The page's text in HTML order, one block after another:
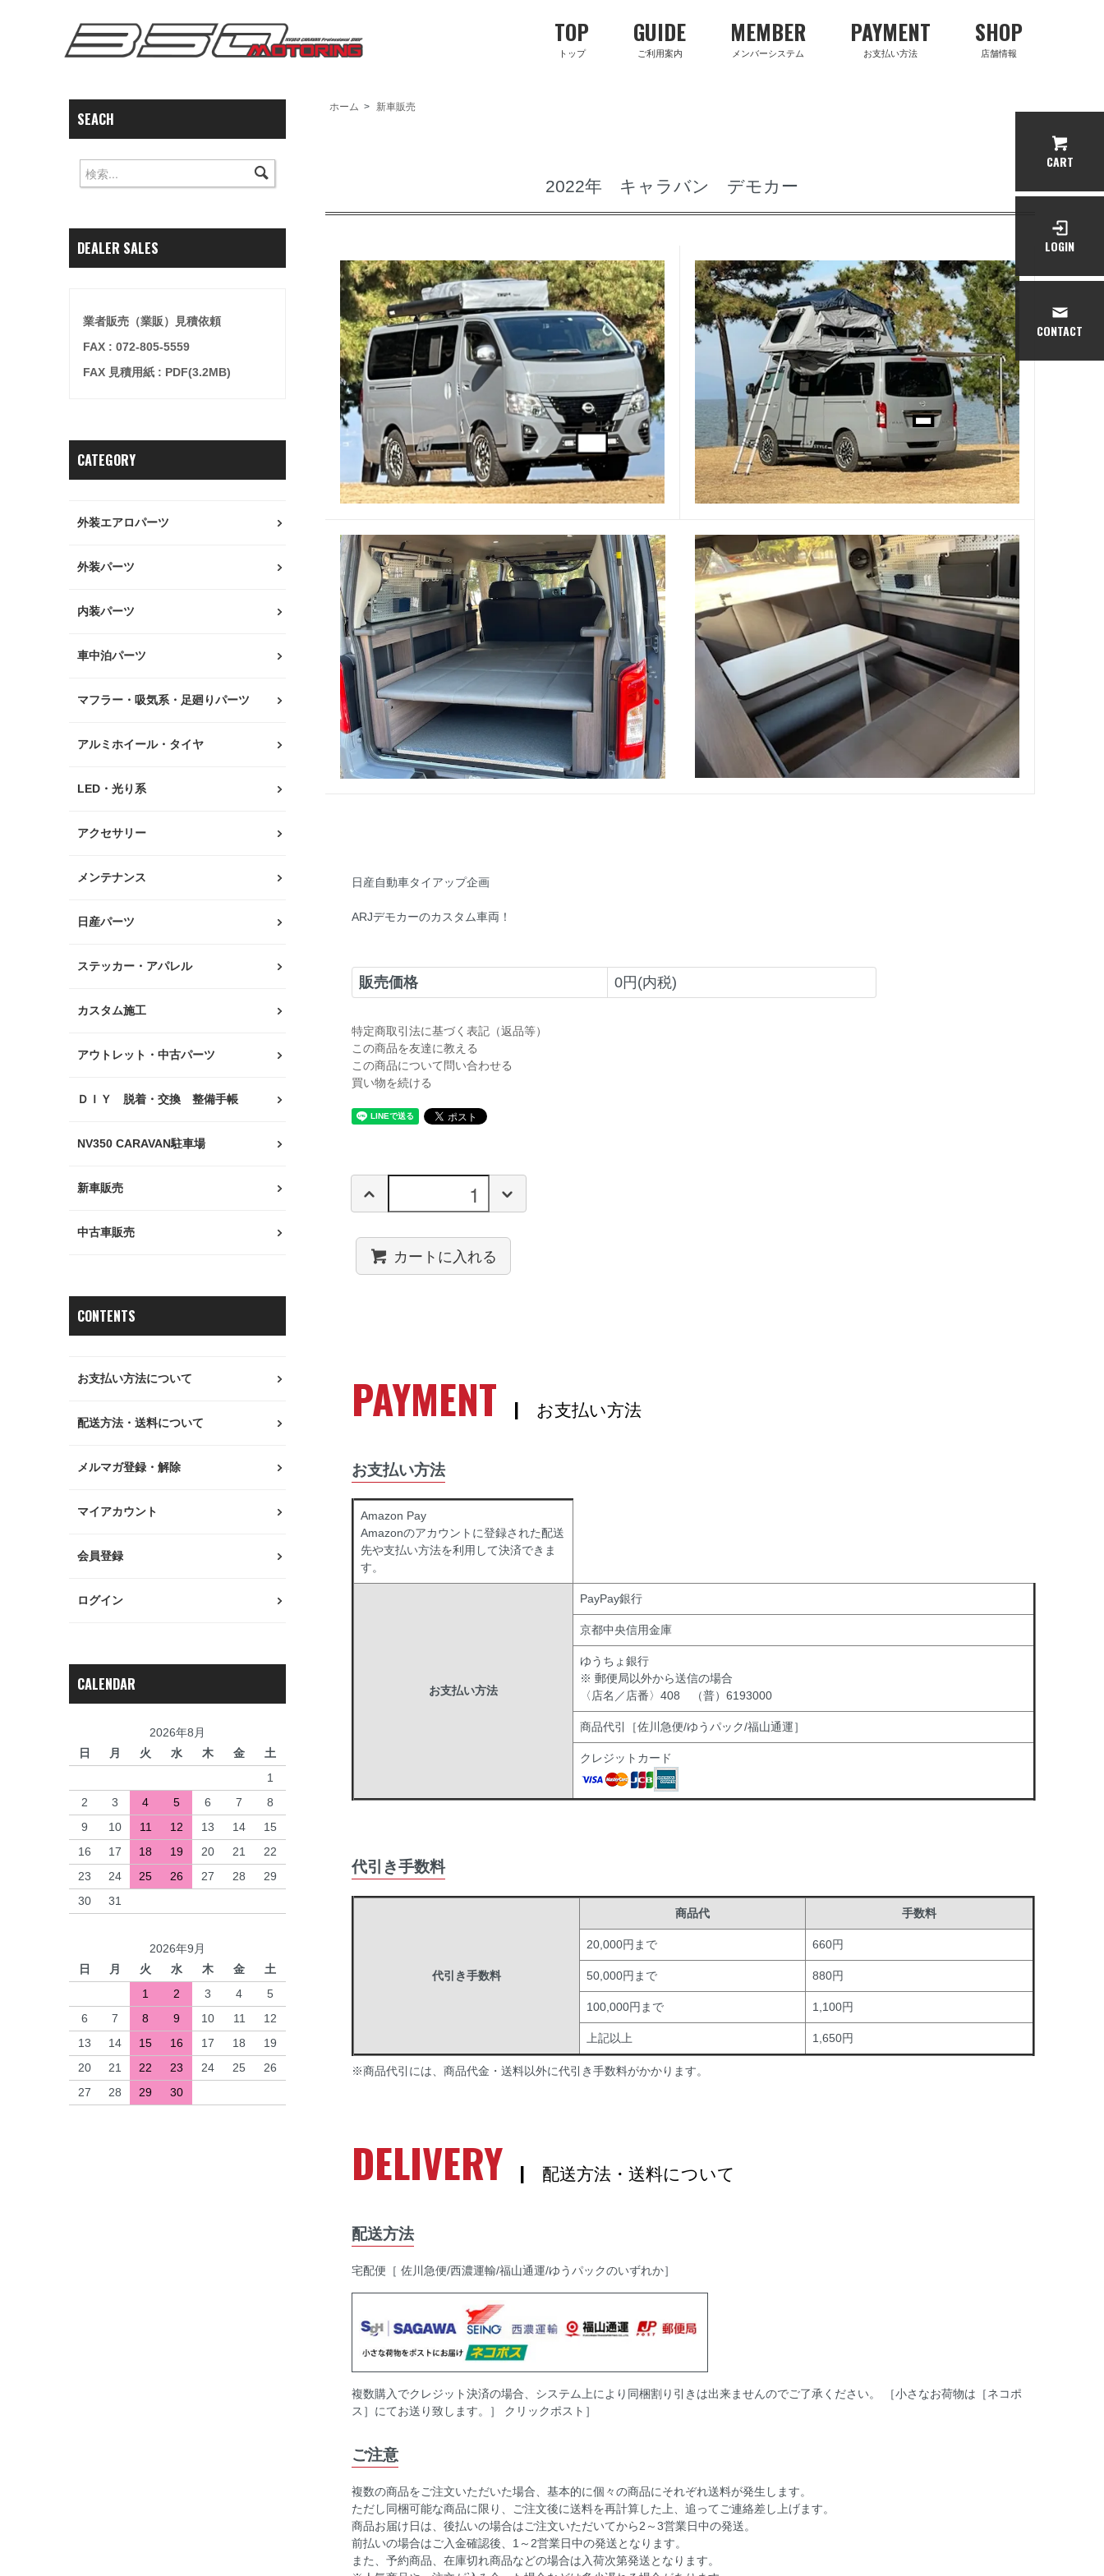
TOP
トップ
GUIDE
ご利用案内
MEMBER
メンバーシステム
PAYMENT
お支払い方法
SHOP
店舗情報
ホーム > 新車販売
2022年 キャラバン デモカー
日産自動車タイアップ企画
ARJデモカーのカスタム車両！
販売価格 0円(内税)
特定商取引法に基づく表記（返品等）
この商品を友達に教える
この商品について問い合わせる
買い物を続ける
カートに入れる
PAYMENT | お支払い方法
お支払い方法
Amazon Pay
Amazonのアカウントに登録された配送
先や支払い方法を利用して決済できま
す。
お支払い方法
PayPay銀行
京都中央信用金庫
ゆうちょ銀行
※ 郵便局以外から送信の場合
〈店名／店番〉408 （普）6193000
商品代引［佐川急便/ゆうパック/福山通運］
クレジットカード
代引き手数料
代引き手数料
商品代 手数料
20,000円まで 660円
50,000円まで 880円
100,000円まで 1,100円
上記以上 1,650円
※商品代引には、商品代金・送料以外に代引き手数料がかかります。
DELIVERY | 配送方法・送料について
配送方法
宅配便［ 佐川急便/西濃運輸/福山通運/ゆうパックのいずれか］
複数購入でクレジット決済の場合、システム上により同梱割り引きは出来ませんのでご了承ください。 ［小さなお荷物は［ネコポ
ス］にてお送り致します。］ クリックポスト］
ご注意
複数の商品をご注文いただいた場合、基本的に個々の商品にそれぞれ送料が発生します。
ただし同梱可能な商品に限り、ご注文後に送料を再計算した上、追ってご連絡差し上げます。
商品お届け日は、後払いの場合はご注文いただいてから2～3営業日中の発送。
前払いの場合はご入金確認後、1～2営業日中の発送となります。
また、予約商品、在庫切れ商品などの場合は入荷次第発送となります。
SEACH
DEALER SALES
業者販売（業販）見積依頼
FAX : 072-805-5559
FAX 見積用紙 : PDF(3.2MB)
CATEGORY
外装エアロパーツ
外装パーツ
内装パーツ
車中泊パーツ
マフラー・吸気系・足廻りパーツ
アルミホイール・タイヤ
LED・光り系
アクセサリー
メンテナンス
日産パーツ
ステッカー・アパレル
カスタム施工
アウトレット・中古パーツ
ＤＩＹ 脱着・交換 整備手帳
NV350 CARAVAN駐車場
新車販売
中古車販売
CONTENTS
お支払い方法について
配送方法・送料について
メルマガ登録・解除
マイアカウント
会員登録
ログイン
CALENDAR
2026年8月
日
月 火 水 木 金
土
1
2
3 4 5 6 7
8
9
10 11 12 13 14
15
16
17 18 19 20 21
22
23
24 25 26 27 28
29
30
31
2026年9月
日
月 火 水 木 金
土
1
2 3 4
5
6
7 8 9 10 11
12
13
14 15 16 17 18
19
20
21 22 23 24 25
26
27
28 29 30
CART
LOGIN
CONTACT